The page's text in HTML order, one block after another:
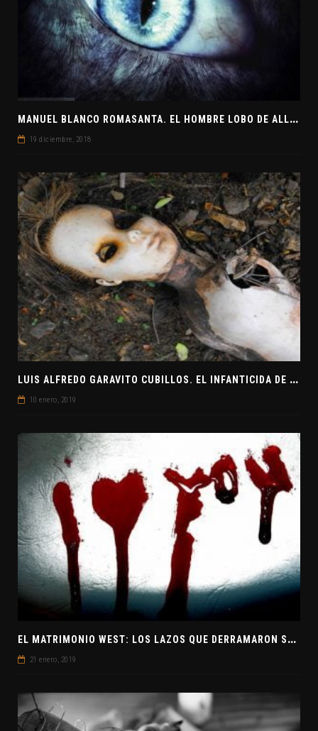
M
ANUEL BLANCO ROMASANTA. EL HOMBRE LOBO DE ALLARIZ
19 diciembre, 2018
L
UIS ALFREDO GARAVITO CUBILLOS. EL INFANTICIDA DE COLOMBIA
10 enero, 2019
E
L MATRIMONIO WEST: LOS LAZOS QUE DERRAMARON SANGRE
21 enero, 2019